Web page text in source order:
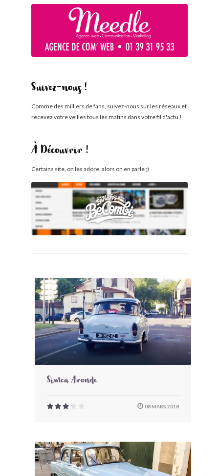
Suivez-nous !
Comme des milliers de fans, suivez-nous sur les réseaux et
recevez votre veilles tous les matins dans votre fil d'actu !
À Découvrir !
Certains site, on les adore, alors on en parle ;)
Simca Aronde
08 MARS 2018